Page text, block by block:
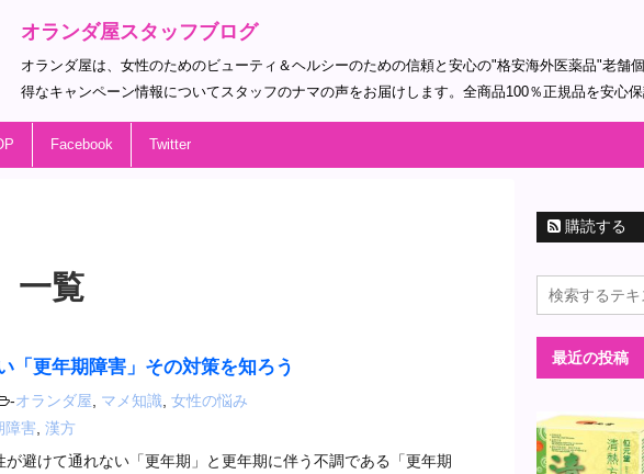
オランダ屋スタッフブログ
オランダ屋は、女性のためのビューティ＆ヘルシーのための信頼と安心の"格安海外医薬品"老舗
得なキャンペーン情報についてスタッフのナマの声をお届けします。全商品100％正規品を安心保
Facebook Twitter
一覧
「更年期障害」その対策を知ろう
-オランダ屋 マメ知識 女性の悩み
障害 漢方
が避けて通れない「更年期」と更年期に伴う不調である「更年期
購読する
最近の投稿